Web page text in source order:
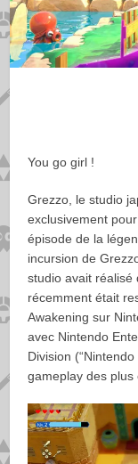
You go girl !
Grezzo, le studio
exclusivement
épisode de la
incursion de
studio avait réalisé
récemment était
Awakening sur
avec Nintendo
Division
gameplay des plus